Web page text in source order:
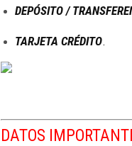
DEPÓSITO /
TARJETA CRÉDITO.
DATOS